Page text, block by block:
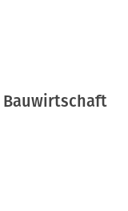
Bauwirtschaft